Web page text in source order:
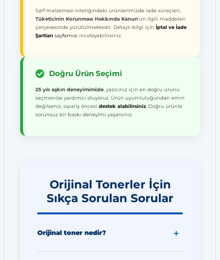
Sarf malzemesi niteliğindeki ürünlerimizde iade süreçleri,
Tüketicinin Korunması Hakkında Kanun'un ilgili maddeleri
çerçevesinde yürütülmektedir. Detaylı bilgi için İptal ve İade
Şartları sayfamızı inceleyebilirsiniz.
Doğru Ürün Seçimi
25 yılı aşkın deneyimimizle, yazıcınız için en doğru ürünü
seçmenize yardımcı oluyoruz. Ürün uyumluluğundan emin
değilseniz, sipariş öncesi destek alabilirsiniz. Doğru ürünle
sorunsuz bir baskı deneyimi yaşarsınız.
Orijinal Tonerler İçin
Sıkça Sorulan Sorular
Orijinal toner nedir?